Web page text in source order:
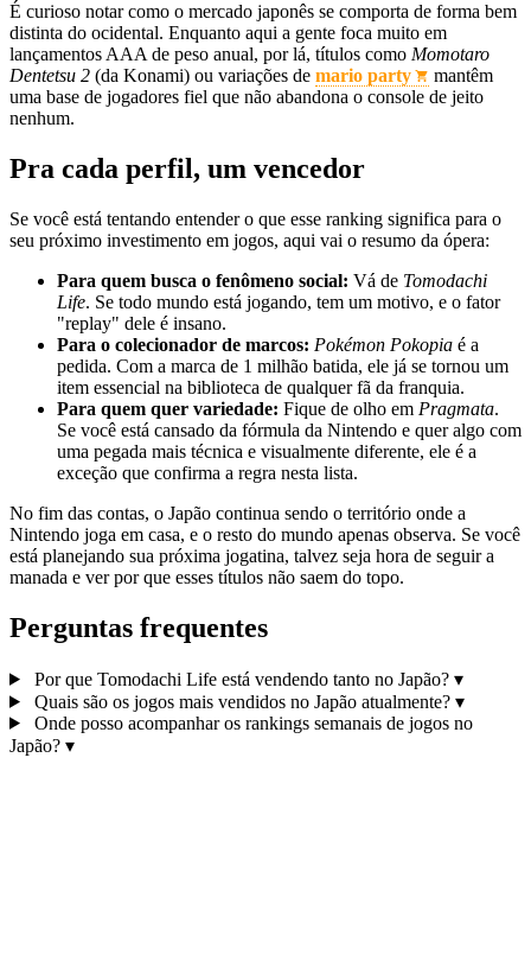
É curioso notar como o mercado japonês se comporta de forma bem
distinta do ocidental. Enquanto aqui a gente foca muito em
lançamentos AAA de peso anual, por lá, títulos como Momotaro
Dentetsu 2 (da Konami) ou variações de mario party
mantêm
uma base de jogadores fiel que não abandona o console de jeito
nenhum.
Pra cada perfil, um vencedor
Se você está tentando entender o que esse ranking significa para o
seu próximo investimento em jogos, aqui vai o resumo da ópera:
Para quem busca o fenômeno social: Vá de Tomodachi
Life. Se todo mundo está jogando, tem um motivo, e o fator
"replay" dele é insano.
Para o colecionador de marcos: Pokémon Pokopia é a
pedida. Com a marca de 1 milhão batida, ele já se tornou um
item essencial na biblioteca de qualquer fã da franquia.
Para quem quer variedade: Fique de olho em Pragmata.
Se você está cansado da fórmula da Nintendo e quer algo com
uma pegada mais técnica e visualmente diferente, ele é a
exceção que confirma a regra nesta lista.
No fim das contas, o Japão continua sendo o território onde a
Nintendo joga em casa, e o resto do mundo apenas observa. Se você
está planejando sua próxima jogatina, talvez seja hora de seguir a
manada e ver por que esses títulos não saem do topo.
Perguntas frequentes
Por que Tomodachi Life está vendendo tanto no Japão? ▾
Quais são os jogos mais vendidos no Japão atualmente? ▾
Onde posso acompanhar os rankings semanais de jogos no
Japão? ▾